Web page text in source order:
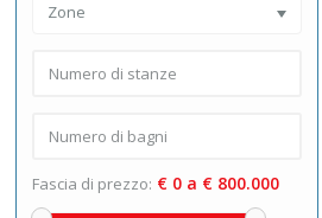
Zone
Fascia di prezzo: € 0 a € 800.000